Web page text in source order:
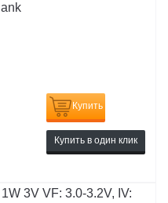
Купить
Купить в один клик
3V VF: 3.0-3.2V, IV: